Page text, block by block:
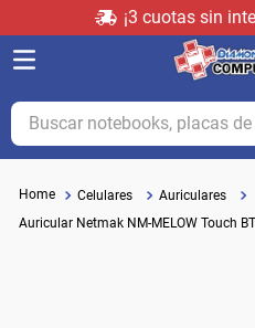
¡3 cuotas sin
Buscar notebooks, placas de
Celulares
Auriculares
Auricular Netmak NM-MELOW Touch